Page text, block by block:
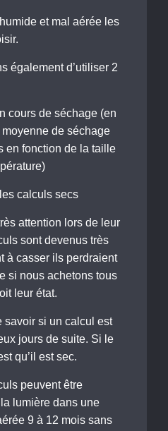
et mal aérée les
également d’utiliser 2
cours de séchage (en
de séchage
en fonction de la taille
calculs secs
attention lors de leur
sont devenus très
à casser ils perdraient
si nous achetons tous
leur état.
savoir si un calcul est
jours de suite. Si le
qu’il est sec.
peuvent être
lumière dans une
9 à 12 mois sans